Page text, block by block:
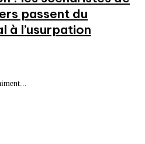
passent du
à l’usurpation